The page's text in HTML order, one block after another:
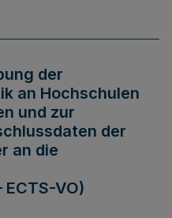
der
an Hochschulen
und zur
der
an die
VO)